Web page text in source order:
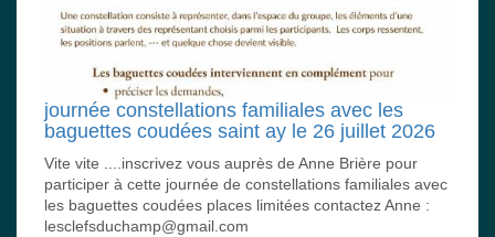
journée constellations familiales avec les
baguettes coudées saint ay le 26 juillet 2026
Vite vite ....inscrivez vous auprès de Anne Brière pour
participer à cette journée de constellations familiales avec
les baguettes coudées places limitées contactez Anne :
lesclefsduchamp@gmail.com